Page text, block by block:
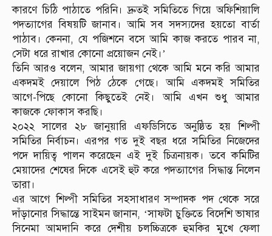
কারণে চিঠি পাঠাতে পরিনি। দ্রুতই সমিতিতে গিয়ে অফিশিয়ালি
পদত্যাগের বিষয়টি জানাব। আমি সব সদস্যদের হয়তো বার্তা
পাঠাব। কেননা, যে পজিশনে বসে আমি কাজ করতে পারব না,
সেটা ধরে রাখার কোনো প্রয়োজন নেই।’
তিনি আরও বলেন, আমার জায়গা থেকে আমি মনে করি আমার
একদমই দেয়ালে পিঠ ঠেকে গেছে। আমি একদমই সমিতির
আগে-পিছে কোনো কিছুতেই নেই। আমি এখন শুধু আমার
কাজকে ফোকাস করছি।
২০২২ সালের ২৮ জানুয়ারি এফডিসিতে অনুষ্ঠিত হয় শিল্পী
সমিতির নির্বাচন। এরপর গত দুই বছর ধরে সমিতির নিজেদের
পদে দায়িত্ব পালন করেছেন এই দুই চিত্রনায়ক। তবে কমিটির
মেয়াদের শেষের দিকে এসেই হুট করে পদত্যাগের সিদ্ধান্ত নিলেন
তারা।
এর আগে শিল্পী সমিতির সহসাধারণ সম্পাদক পদ থেকে সরে
দাঁড়ানোর সিদ্ধান্তে সাইমন জানান, ‘সাফটা চুক্তিতে বিদেশি ভাষার
সিনেমা আমদানি করে দেশীয় চলচ্চিত্রকে হুমকির মুখে ফেলা